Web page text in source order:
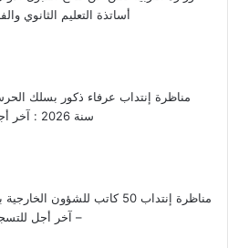
أساتذة التعليم الثانوي
مناظرة إنتداب عرفاء ذكور بسلك
سنة 2026 : آخر أجل 24 أوت 2026
– آخر أجل للتسجيل: 5